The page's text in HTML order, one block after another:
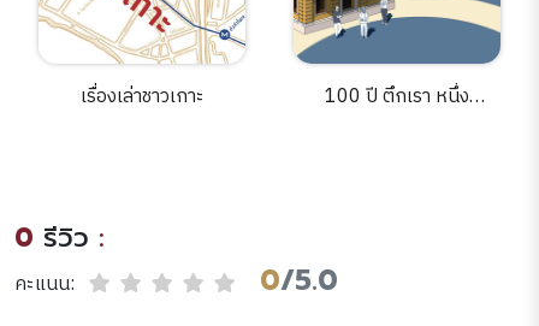
เรื่องเล่าชาวเกาะ
100 ปี ตึกเรา หนึ่ง
0 รีวิว :
คะแนน: 0/5.0